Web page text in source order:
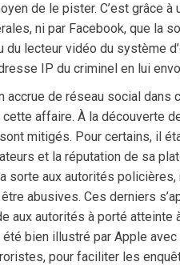
de le pister. C’est grâce
ni par Facebook, que la
du lecteur vidéo du système
IP du criminel en lui
accrue de réseau social dans
affaire. À la découverte
mitigés. Pour certains, il
et la réputation de sa
sorte aux autorités policières,
abusives. Ces derniers
aux autorités à porté
été bien illustré par Apple
pour faciliter les